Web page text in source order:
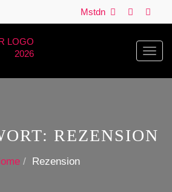
Mstdn
REZENSION
Rezension